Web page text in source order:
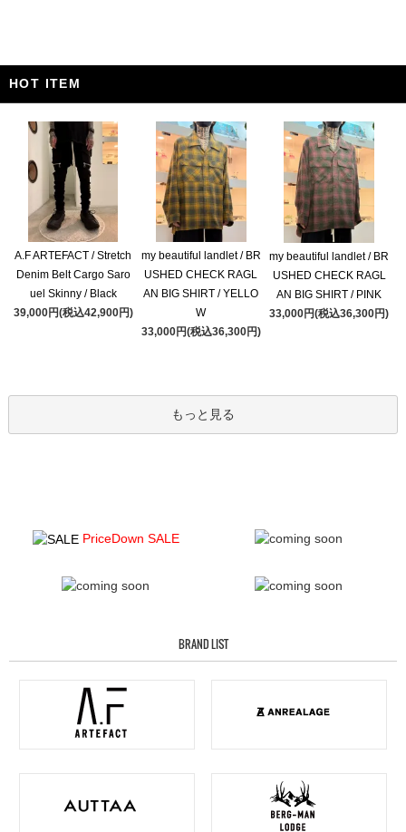
HOT ITEM
A.F ARTEFACT / Stretch
Denim Belt Cargo Saro
uel Skinny / Black
39,000円(税込42,900円)
my beautiful landlet / BR
USHED CHECK RAGL
AN BIG SHIRT / YELLO
W
33,000円(税込36,300円)
my beautiful landlet / BR
USHED CHECK RAGL
AN BIG SHIRT / PINK
33,000円(税込36,300円)
もっと見る
PriceDown SALE
BRAND LIST